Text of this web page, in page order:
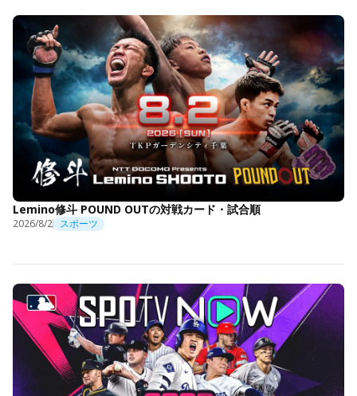
Lemino修斗 POUND OUTの対戦カード・試合順
2026/8/2 スポーツ